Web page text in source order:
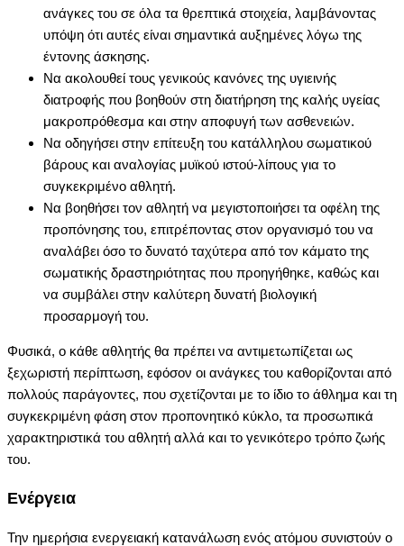
ανάγκες του σε όλα τα θρεπτικά στοιχεία, λαμβάνοντας
υπόψη ότι αυτές είναι σημαντικά αυξημένες λόγω της
έντονης άσκησης.
Nα ακολουθεί τους γενικούς κανόνες της υγιεινής
διατροφής που βοηθούν στη διατήρηση της καλής υγείας
μακροπρόθεσμα και στην αποφυγή των ασθενειών.
Nα οδηγήσει στην επίτευξη του κατάλληλου σωματικού
βάρους και αναλογίας μυϊκού ιστού-λίπους για το
συγκεκριμένο αθλητή.
Nα βοηθήσει τον αθλητή να μεγιστοποιήσει τα οφέλη της
προπόνησης του, επιτρέποντας στον οργανισμό του να
αναλάβει όσο το δυνατό ταχύτερα από τον κάματο της
σωματικής δραστηριότητας που προηγήθηκε, καθώς και
να συμβάλει στην καλύτερη δυνατή βιολογική
προσαρμογή του.
Φυσικά, ο κάθε αθλητής θα πρέπει να αντιμετωπίζεται ως
ξεχωριστή περίπτωση, εφόσον οι ανάγκες του καθορίζονται από
πολλούς παράγοντες, που σχετίζονται με το ίδιο το άθλημα και τη
συγκεκριμένη φάση στον προπονητικό κύκλο, τα προσωπικά
χαρακτηριστικά του αθλητή αλλά και το γενικότερο τρόπο ζωής
του.
Eνέργεια
Την ημερήσια ενεργειακή κατανάλωση ενός ατόμου συνιστούν ο